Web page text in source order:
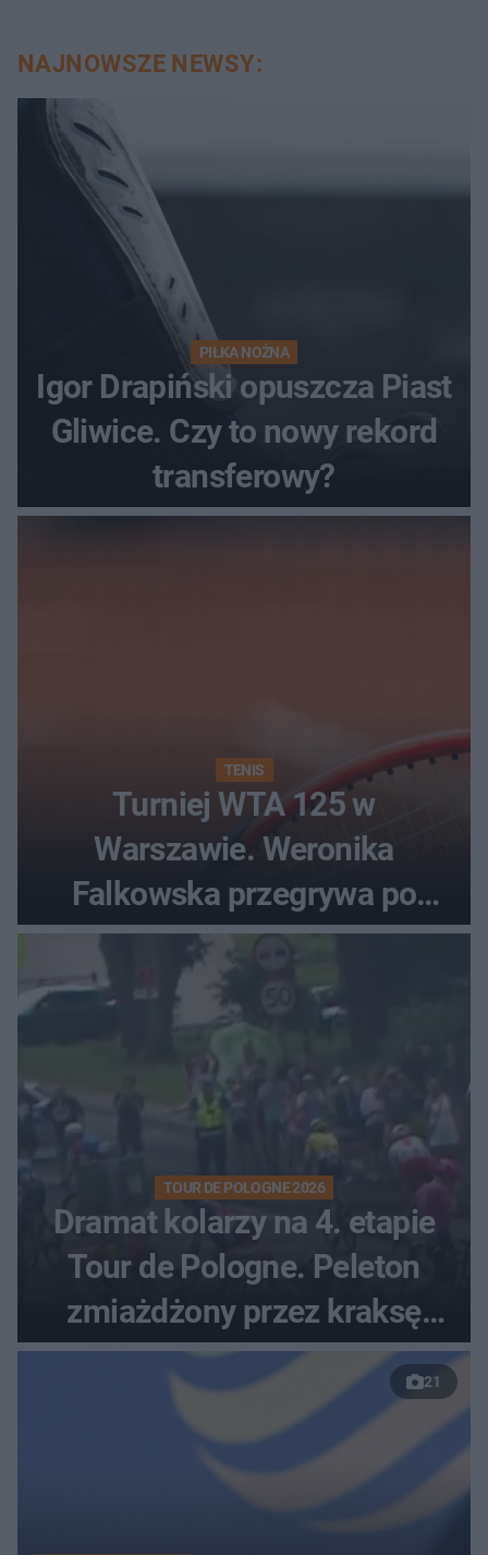
NAJNOWSZE NEWSY:
PIŁKA NOŻNA
Igor Drapiński opuszcza Piast
Gliwice. Czy to nowy rekord
transferowy?
TENIS
Turniej WTA 125 w
Warszawie. Weronika
Falkowska przegrywa po
zaciętym boju
TOUR DE POLOGNE 2026
Dramat kolarzy na 4. etapie
Tour de Pologne. Peleton
zmiażdżony przez kraksę
przed Karpaczem
21